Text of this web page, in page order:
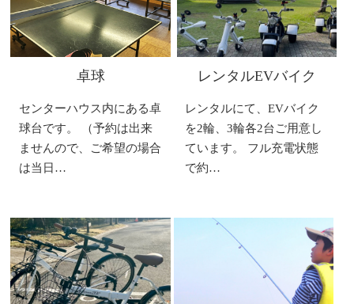
卓球
センターハウス内にある卓
球台です。 （予約は出来
ませんので、ご希望の場合
は当日…
レンタルEVバイク
レンタルにて、EVバイク
を2輪、3輪各2台ご用意し
ています。 フル充電状態
で約…